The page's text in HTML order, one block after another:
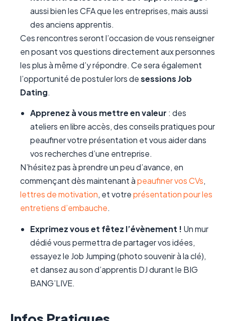
aussi bien les CFA que les entreprises, mais aussi
des anciens apprentis.
Ces rencontres seront l’occasion de vous renseigner
en posant vos questions directement aux personnes
les plus à même d’y répondre. Ce sera également
l’opportunité de postuler lors desessions Job
Dating.
Apprenez à vous mettre en valeur : des
ateliers en libre accès, des conseils pratiques pour
peaufiner votre présentation et vous aider dans
vos recherches d’une entreprise.
N’hésitez pas à prendre un peu d’avance, en
commençant dès maintenant àpeaufiner vos CVs,
lettres de motivation, et votreprésentation pour les
entretiens d’embauche.
Exprimez vous et fêtez l’évènement ! Un mur
dédié vous permettra de partager vos idées,
essayez le Job Jumping (photo souvenir à la clé),
et dansez au son d’apprentis DJ durant le BIG
BANG’LIVE.